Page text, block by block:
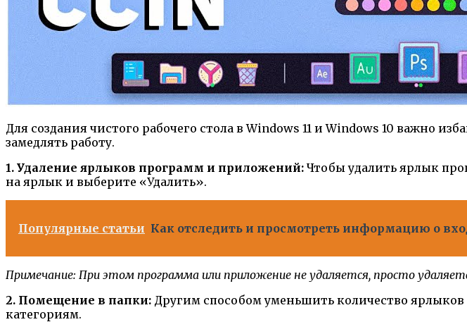
Для создания чистого рабочего стола в Windows 11 и Windows 10 важно
замедлять работу.
1. Удаление ярлыков программ и приложений: Чтобы удалить ярлык
на ярлык и выберите «Удалить».
Популярные статьи Как отследить и просмотреть информацию о
Примечание: При этом программа или приложение не удаляется, просто
2. Помещение в папки: Другим способом уменьшить количество ярлыков
категориям.